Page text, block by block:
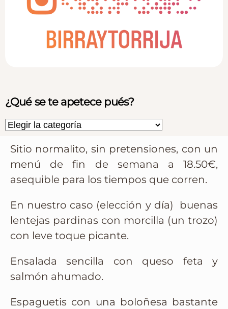
Sitio normalito, sin pretensiones, con un
menú de fin de semana a 18.50€,
asequible para los tiempos que corren.
En nuestro caso (elección y día) buenas
lentejas pardinas con morcilla (un trozo)
con leve toque picante.
Ensalada sencilla con queso feta y
salmón ahumado.
Espaguetis con una boloñesa bastante
¿Qué se te apetece pués?